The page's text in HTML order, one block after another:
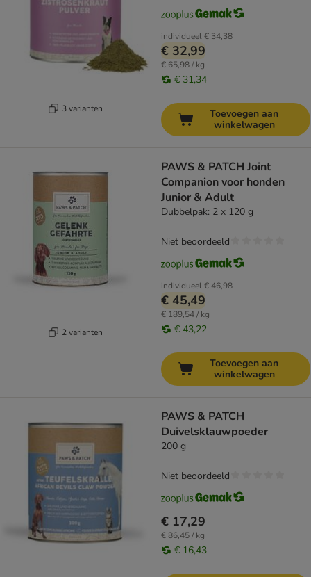
3 varianten
individueel€ 34,38
€ 32,99
€ 65,98 / kg
€ 31,34
Toevoegen aan
winkelwagen
2 varianten
PAWS & PATCH Joint
Companion voor honden
Junior & Adult
Dubbelpak: 2 x 120 g
individueel€ 46,98
€ 45,49
€ 189,54 / kg
€ 43,22
Niet beoordeeld
Toevoegen aan
winkelwagen
PAWS & PATCH
Duivelsklauwpoeder
200 g
€ 17,29
€ 86,45 / kg
€ 16,43
Niet beoordeeld